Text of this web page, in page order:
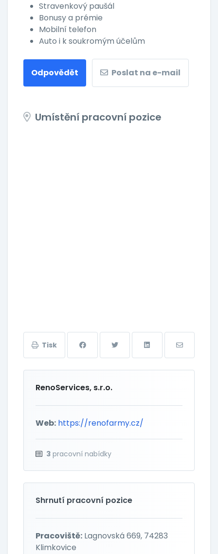
Stravenkový paušál
Bonusy a prémie
Mobilní telefon
Auto i k soukromým účelům
Odpovědět Poslat na e-mail
Umístění pracovní pozice
Tisk
RenoServices, s.r.o.
Web: https://renofarmy.cz/
3 pracovní nabídky
Shrnutí pracovní pozice
Pracoviště: Lagnovská 669, 74283
Klimkovice